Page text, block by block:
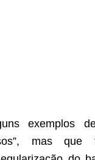
exemplos
mas que